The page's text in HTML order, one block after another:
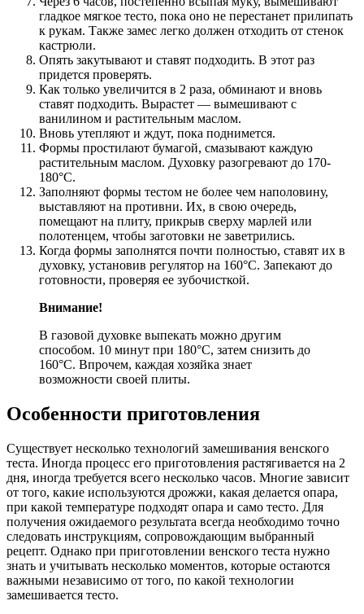
гладкое мягкое тесто, пока оно не перестанет прилипать
к рукам. Также замес легко должен отходить от стенок
кастрюли.
Опять закутывают и ставят подходить. В этот раз
придется проверять.
Как только увеличится в 2 раза, обминают и вновь
ставят подходить. Вырастет — вымешивают с
ванилином и растительным маслом.
Вновь утепляют и ждут, пока поднимется.
Формы простилают бумагой, смазывают каждую
растительным маслом. Духовку разогревают до 170-
180°С.
Заполняют формы тестом не более чем наполовину,
выставляют на противни. Их, в свою очередь,
помещают на плиту, прикрыв сверху марлей или
полотенцем, чтобы заготовки не заветрились.
Когда формы заполнятся почти полностью, ставят их в
духовку, установив регулятор на 160°С. Запекают до
готовности, проверяя ее зубочисткой.
Внимание!
В газовой духовке выпекать можно другим
способом. 10 минут при 180°С, затем снизить до
160°С. Впрочем, каждая хозяйка знает
возможности своей плиты.
Особенности приготовления
Существует несколько технологий замешивания венского
теста. Иногда процесс его приготовления растягивается на 2
дня, иногда требуется всего несколько часов. Многие зависит
от того, какие используются дрожжи, какая делается опара,
при какой температуре подходят опара и само тесто. Для
получения ожидаемого результата всегда необходимо точно
следовать инструкциям, сопровождающим выбранный
рецепт. Однако при приготовлении венского теста нужно
знать и учитывать несколько моментов, которые остаются
важными независимо от того, по какой технологии
замешивается тесто.